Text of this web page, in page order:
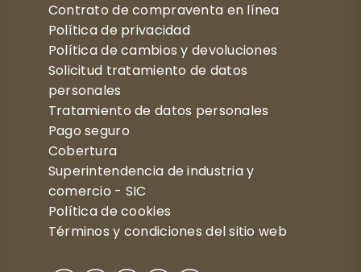
Contrato de compraventa en línea
Política de privacidad
Política de cambios y devoluciones
Solicitud tratamiento de datos
personales
Tratamiento de datos personales
Pago seguro
Cobertura
Superintendencia de industria y
comercio - SIC
Política de cookies
Términos y condiciones del sitio web